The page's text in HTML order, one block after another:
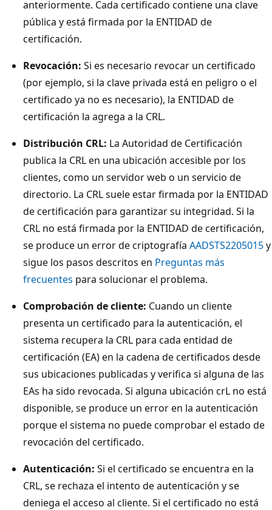
anteriormente. Cada certificado contiene una clave
pública y está firmada por la ENTIDAD de
certificación.
Revocación: Si es necesario revocar un certificado
(por ejemplo, si la clave privada está en peligro o el
certificado ya no es necesario), la ENTIDAD de
certificación la agrega a la CRL.
Distribución CRL: La Autoridad de Certificación
publica la CRL en una ubicación accesible por los
clientes, como un servidor web o un servicio de
directorio. La CRL suele estar firmada por la ENTIDAD
de certificación para garantizar su integridad. Si la
CRL no está firmada por la ENTIDAD de certificación,
se produce un error de criptografía AADSTS2205015y
sigue los pasos descritos en Preguntas más
frecuentes para solucionar el problema.
Comprobación de cliente: Cuando un cliente
presenta un certificado para la autenticación, el
sistema recupera la CRL para cada entidad de
certificación (EA) en la cadena de certificados desde
sus ubicaciones publicadas y verifica si alguna de las
EAs ha sido revocada. Si alguna ubicación crL no está
disponible, se produce un error en la autenticación
porque el sistema no puede comprobar el estado de
revocación del certificado.
Autenticación: Si el certificado se encuentra en la
CRL, se rechaza el intento de autenticación y se
deniega el acceso al cliente. Si el certificado no está